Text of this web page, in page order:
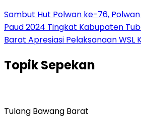
Sambut Hut Polwan ke-76,
Paud 2024 Tingkat Kabupaten
Barat Apresiasi Pelaksanaan WSL
TopikSepekan
Tulang Bawang Barat